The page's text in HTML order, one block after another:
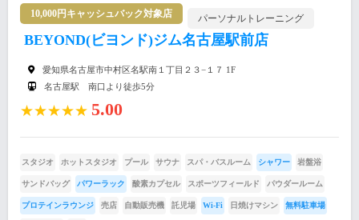
10,000円キャッシュバック対象店 パーソナルトレーニング
BEYOND(ビヨンド)ジム名古屋駅前店
愛知県名古屋市中村区名駅南１丁目２３−１７ 1F
名古屋駅 南口より徒歩5分
★★★★★ 5.00
スタジオ ホットスタジオ プール サウナ スパ・バスルーム シャワー 岩盤浴
サンドバッグ パワーラック 酸素カプセル スポーツフィールド パウダールーム
プロテインラウンジ 売店 自動販売機 託児場 Wi-Fi 日焼けマシン 無料駐車場